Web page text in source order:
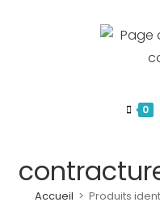
0
Accueil > Produits